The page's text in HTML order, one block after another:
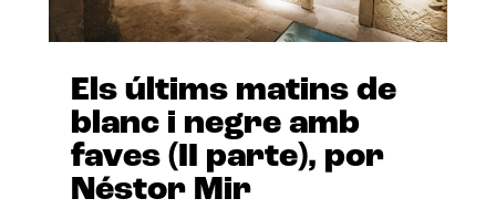
Els últims matins de
blanc i negre amb
faves (II parte), por
Néstor Mir